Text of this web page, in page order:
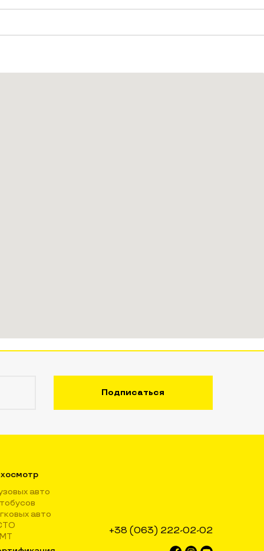
авто
авто
+38 (063) 222-02-02